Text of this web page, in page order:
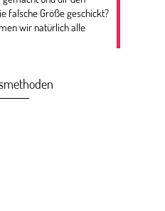
falsche Größe geschickt?
wir natürlich alle